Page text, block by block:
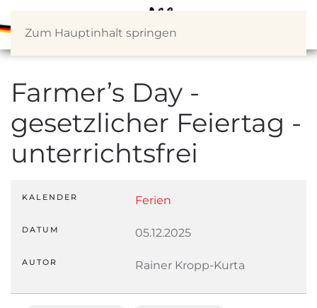
Zum Hauptinhalt springen
Farmer’s Day -
gesetzlicher Feiertag -
unterrichtsfrei
KALENDER Ferien
DATUM 05.12.2025
AUTOR Rainer Kropp-Kurta